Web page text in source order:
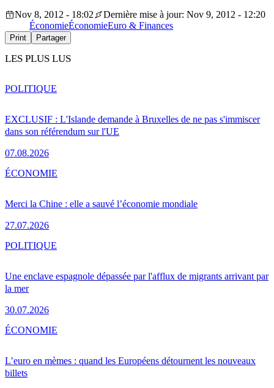
Nov 8, 2012 - 18:02
Dernière mise à jour: Nov 9, 2012 - 12:20
ÉconomieÉconomieEuro & Finances
Print Partager
LES PLUS LUS
EXCLUSIF : L'Islande demande à Bruxelles de ne pas s'immiscer
dans son référendum sur l'UE
07.08.2026
POLITIQUE
Merci la Chine : elle a sauvé l’économie mondiale
27.07.2026
ÉCONOMIE
Une enclave espagnole dépassée par l'afflux de migrants arrivant par
la mer
30.07.2026
POLITIQUE
L’euro en mèmes : quand les Européens détournent les nouveaux
billets
ÉCONOMIE